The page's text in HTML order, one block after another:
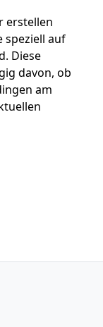
erstellen
speziell auf
Diese
davon, ob
am